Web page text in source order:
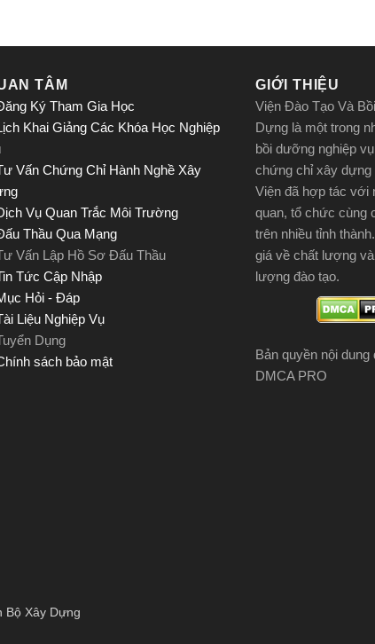
TÂM
Ký Tham Gia Học
Khai Giảng Các Khóa Học Nghiệp
Vấn Chứng Chỉ Hành Nghề Xây
Vụ Quan Trắc Môi Trường
Thầu Qua Mạng
Vấn Lập Hồ Sơ Đấu Thầu
Tức Cập Nhập
Hỏi - Đáp
Liệu Nghiệp Vụ
Dụng
sách bảo mật
GIỚI THIỆU
Viện Đào Tạo Và
Dựng là một trong
bồi dưỡng nghiệp
chứng chỉ xây
Viện đã hợp tác với
quan, tổ chức cùng
trên nhiều tỉnh
giá về chất lượng
lượng đào tạo.
Bản quyền nội
DMCA PRO
Bộ Xây Dựng